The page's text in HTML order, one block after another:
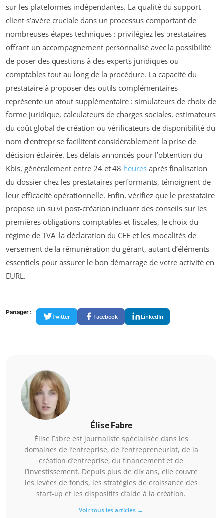
sur les plateformes indépendantes. La qualité du support
client s’avère cruciale dans un processus comportant de
nombreuses étapes techniques : privilégiez les prestataires
offrant un accompagnement personnalisé avec la possibilité
de poser des questions à des experts juridiques ou
comptables tout au long de la procédure. La capacité du
prestataire à proposer des outils complémentaires
représente un atout supplémentaire : simulateurs de choix de
forme juridique, calculateurs de charges sociales, estimateurs
du coût global de création ou vérificateurs de disponibilité du
nom d’entreprise facilitent considérablement la prise de
décision éclairée. Les délais annoncés pour l’obtention du
Kbis, généralement entre 24 et 48 heures après finalisation
du dossier chez les prestataires performants, témoignent de
leur efficacité opérationnelle. Enfin, vérifiez que le prestataire
propose un suivi post-création incluant des conseils sur les
premières obligations comptables et fiscales, le choix du
régime de TVA, la déclaration du CFE et les modalités de
versement de la rémunération du gérant, autant d’éléments
essentiels pour assurer le bon démarrage de votre activité en
EURL.
Partager :
Twitter Facebook LinkedIn
Élise Fabre
Élise Fabre est journaliste spécialisée dans les
domaines de l’entreprise, de l’entrepreneuriat, de la
création d’entreprise, du financement et de
l’investissement. Depuis plus de dix ans, elle couvre
les levées de fonds, les stratégies de croissance des
start-up et les dispositifs d’aide à la création.
Voir tous les articles →